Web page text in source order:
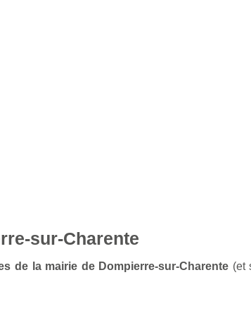
sur-Charente
de la mairie de Dompierre-sur-Charente (et